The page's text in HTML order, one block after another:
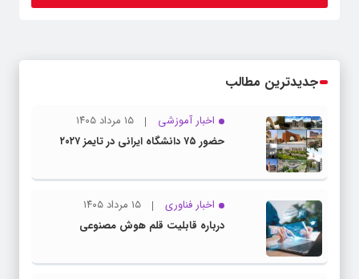
جدیدترین مطالب
اخبار آموزشی
۱۵ مرداد ۱۴۰۵
حضور ۷۵ دانشگاه ایرانی در تایمز ۲۰۲۷
اخبار فناوری
۱۵ مرداد ۱۴۰۵
درباره قابلیت قلم هوش مصنوعی